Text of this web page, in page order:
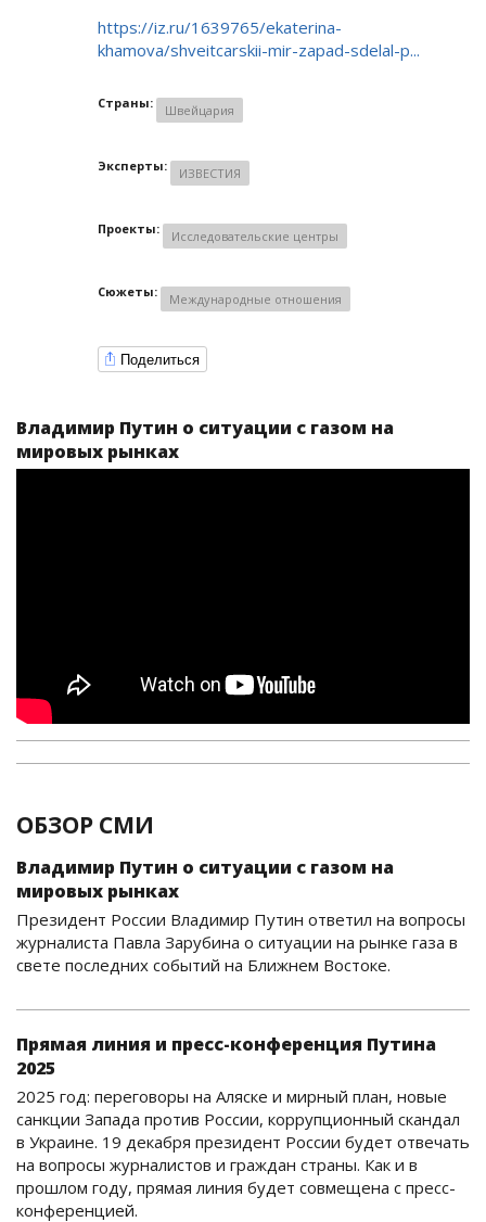
https://iz.ru/1639765/ekaterina-
khamova/shveitcarskii-mir-zapad-sdelal-p...
Страны: Швейцария
Эксперты: ИЗВЕСТИЯ
Проекты: Исследовательские центры
Сюжеты: Международные отношения
Поделиться
Владимир Путин о ситуации с газом на
мировых рынках
ОБЗОР СМИ
Владимир Путин о ситуации с газом на
мировых рынках
Президент России Владимир Путин ответил на вопросы
журналиста Павла Зарубина о ситуации на рынке газа в
свете последних событий на Ближнем Востоке.
Прямая линия и пресс-конференция Путина
2025
2025 год: переговоры на Аляске и мирный план, новые
санкции Запада против России, коррупционный скандал
в Украине. 19 декабря президент России будет отвечать
на вопросы журналистов и граждан страны. Как и в
прошлом году, прямая линия будет совмещена с пресс-
конференцией.